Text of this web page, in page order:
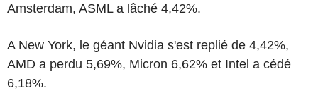
Amsterdam, ASML a lâché 4,42%.
A New York, le géant Nvidia s'est replié de 4,42%,
AMD a perdu 5,69%, Micron 6,62% et Intel a cédé
6,18%.